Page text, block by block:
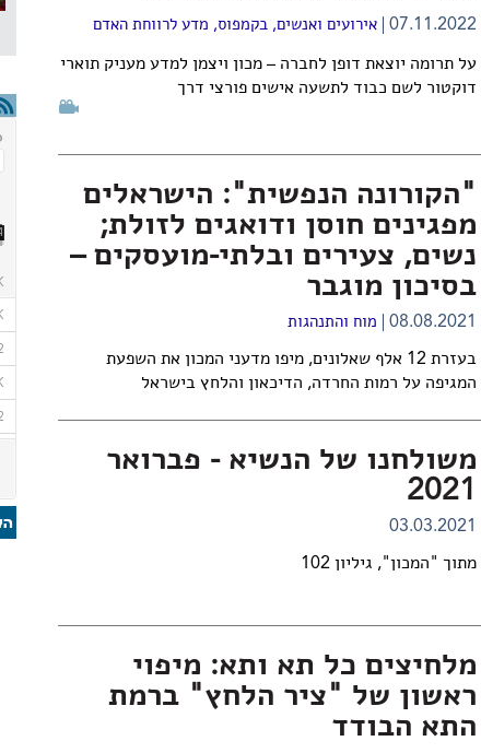
07.11.2022 אירועים ואנשים,בקמפוס, מדע לרווחת האדם
על תרומה יוצאת דופן לחברה – מכון ויצמן למדע מעניק תוארי
דוקטור לשם כבוד לתשעה אישים פורצי דרך
"הקורונה הנפשית": הישראלים
מפגינים חוסן ודואגים לזולת;
נשים, צעירים ובלתי-מועסקים –
בסיכון מוגבר
08.08.2021 מוח והתנהגות
בעזרת 12 אלף שאלונים, מיפו מדעני המכון את השפעת
המגיפה על רמות החרדה, הדיכאון והלחץ בישראל
משולחנו של הנשיא - פברואר
2021
03.03.2021
מתוך "המכון", גיליון 102
מלחיצים כל תא ותא: מיפוי
ראשון של "ציר הלחץ" ברמת
התא הבודד